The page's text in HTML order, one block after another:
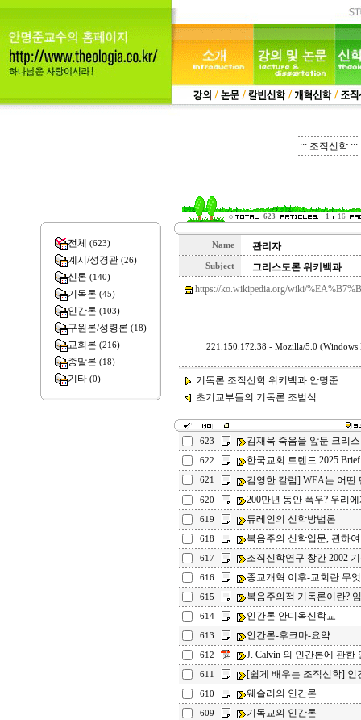
::: 조직신학 :::
623 1 16
전체 (623)
계시/성경관 (26)
신론 (140)
기독론 (45)
인간론 (103)
구원론/성령론 (18)
교회론 (216)
종말론 (18)
기타 (0)
Name 관리자
Subject
그리스도론 위키백과
https://ko.wikipedia.org/wiki/
221.150.172.38 - Mozilla/5.0
기독론 조직신학 위키백과 안명준
초기교부들의 기독론 조범
623 김재욱 죽음을 앞둔 크리
622 한국교회 트렌드 2025 Brief
621 김영한 칼럼] WEA는 어
620 200만년 동안 폭우? 우리
619 튜레인의 신학방법론
618 복음주의 신학입문, 관하여
617 조직신학연구 창간 2002
616 종교개혁 이후-교회란 무
615 복음주의적 기독론이란?
614 인간론 안디옥신학교
613 인간론-후크마-요약
612 J. Calvin 의 인간론에 관한
611 [쉽게 배우는 조직신학] 인
610 웨슬리의 인간론
609 기독교의 인간론